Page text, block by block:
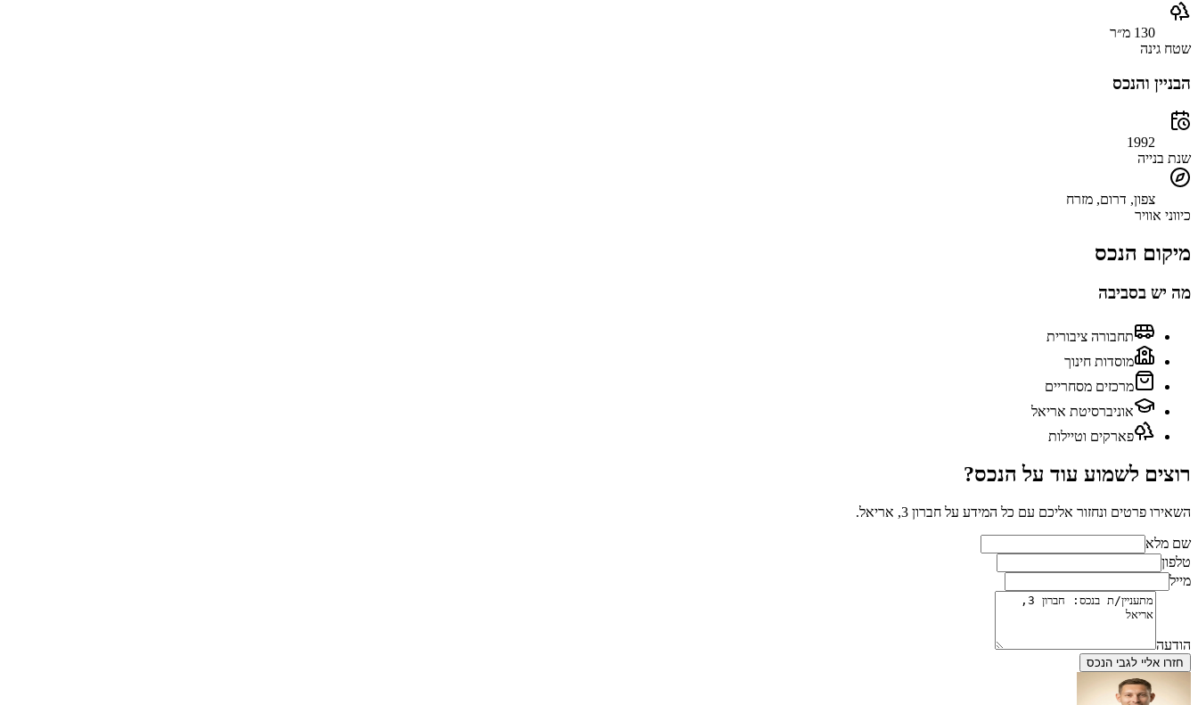
130 מ״ר
שטח גינה
הבניין והנכס
1992
שנת בנייה
צפון, דרום, מזרח
כיווני אוויר
מיקום הנכס
מה יש בסביבה
תחבורה ציבורית
מוסדות חינוך
מרכזים מסחריים
אוניברסיטת אריאל
פארקים וטיילות
רוצים לשמוע עוד על הנכס?
השאירו פרטים ונחזור אליכם עם כל המידע על חברון 3, אריאל .
שם מלא
טלפון
מייל
הודעה
חזרו אליי לגבי הנכס